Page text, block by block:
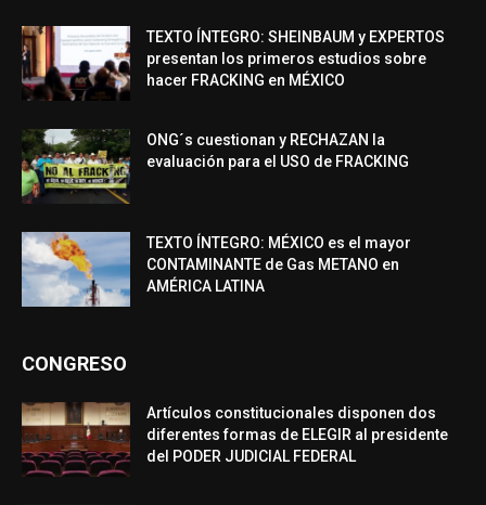
TEXTO ÍNTEGRO: SHEINBAUM y EXPERTOS
presentan los primeros estudios sobre
hacer FRACKING en MÉXICO
ONG´s cuestionan y RECHAZAN la
evaluación para el USO de FRACKING
TEXTO ÍNTEGRO: MÉXICO es el mayor
CONTAMINANTE de Gas METANO en
AMÉRICA LATINA
CONGRESO
Artículos constitucionales disponen dos
diferentes formas de ELEGIR al presidente
del PODER JUDICIAL FEDERAL